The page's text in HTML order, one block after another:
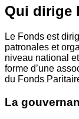
Qui dirige
Le Fonds est
patronales et
niveau national
forme d’une
du Fonds
La